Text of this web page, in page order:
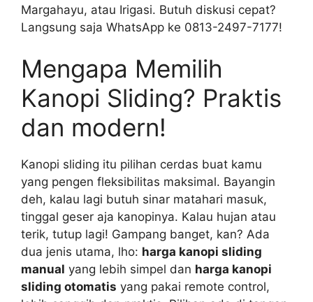
Margahayu, atau Irigasi. Butuh diskusi cepat?
Langsung saja WhatsApp ke 0813-2497-7177!
Mengapa Memilih
Kanopi Sliding? Praktis
dan modern!
Kanopi sliding itu pilihan cerdas buat kamu
yang pengen fleksibilitas maksimal. Bayangin
deh, kalau lagi butuh sinar matahari masuk,
tinggal geser aja kanopinya. Kalau hujan atau
terik, tutup lagi! Gampang banget, kan? Ada
dua jenis utama, lho: harga kanopi sliding
manual yang lebih simpel dan harga kanopi
sliding otomatis yang pakai remote control,